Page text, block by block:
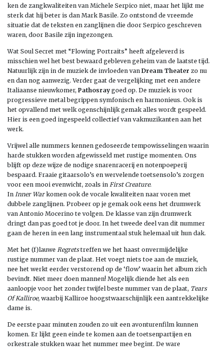
ken de zangkwaliteiten van Michele Serpico niet, maar het lijkt me
sterk dat hij beter is dan Mark Basile. Zo ontstond de vreemde
situatie dat de teksten en zanglijnen die door Serpico geschreven
waren, door Basile zijn ingezongen.
Wat Soul Secret met “Flowing Portraits” heeft afgeleverd is
misschien wel het best bewaard gebleven geheim van de laatste tijd.
Natuurlijk zijn in de muziek de invloeden van Dream Theater zo nu
en dan nog aanwezig. Verder gaat de vergelijking met een andere
Italiaanse nieuwkomer, Pathosraygoed op. De muziek is voor
progressieve metal begrippen symfonisch en harmonieus. Ook is
het opvallend met welk ogenschijnlijk gemak alles wordt gespeeld.
Hier is een goed ingespeeld collectief van vakmuzikanten aan het
werk.
Vrijwel alle nummers kennen gedoseerde tempowisselingen waarin
harde stukken worden afgewisseld met rustige momenten. Ons
blijft op deze wijze de nodige snarenracerij en notenpoeperij
bespaard. Fraaie gitaarsolo’s en wervelende toetsensolo’s zorgen
voor een mooi evenwicht, zoals in First Creature.
In Inner Warkomen ook de vocale kwaliteiten naar voren met
dubbele zanglijnen. Probeer op je gemak ook eens het drumwerk
van Antonio Mocerino te volgen. De klasse van zijn drumwerk
dringt dan pas goed tot je door. In het tweede deel van dit nummer
gaan de heren in een lang instrumentaal stuk helemaal uit hun dak.
Met het (f)lauwe Regretstreffen we het haast onvermijdelijke
rustige nummer van de plaat. Het voegt niets toe aan de muziek,
nee het werkt eerder verstorend op de ‘flow’ waarin het album zich
bevindt. Niet meer doen mannen! Mogelijk diende het als een
aanloopje voor het zonder twijfel beste nummer van de plaat, Tears
Of Kalliroe, waarbij Kalliroe hoogstwaarschijnlijk een aantrekkelijke
dame is.
De eerste paar minuten zouden zo uit een avonturenfilm kunnen
komen. Er lijkt geen einde te komen aan de toetsenpartijen en
orkestrale stukken waar het nummer mee begint. De ware